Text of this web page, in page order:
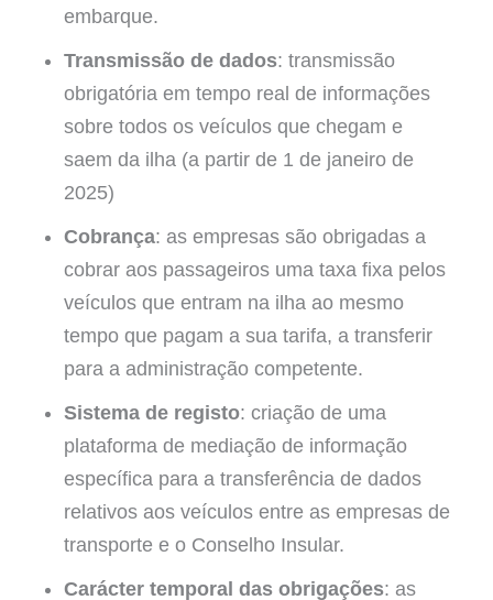
embarque.
Transmissão de dados: transmissão
obrigatória em tempo real de informações
sobre todos os veículos que chegam e
saem da ilha (a partir de 1 de janeiro de
2025)
Cobrança: as empresas são obrigadas a
cobrar aos passageiros uma taxa fixa pelos
veículos que entram na ilha ao mesmo
tempo que pagam a sua tarifa, a transferir
para a administração competente.
Sistema de registo: criação de uma
plataforma de mediação de informação
específica para a transferência de dados
relativos aos veículos entre as empresas de
transporte e o Conselho Insular.
Carácter temporal das obrigações: as